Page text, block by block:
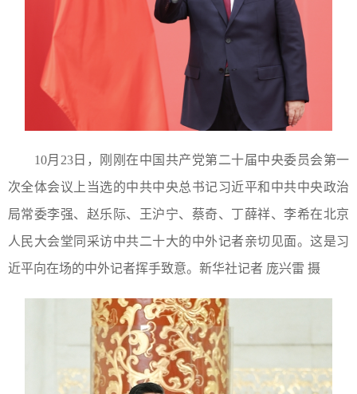
10月23日，刚刚在中国共产党第二十届中央委员会第一
次全体会议上当选的中共中央总书记习近平和中共中央政治
局常委李强、赵乐际、王沪宁、蔡奇、丁薛祥、李希在北京
人民大会堂同采访中共二十大的中外记者亲切见面。这是习
近平向在场的中外记者挥手致意。新华社记者 庞兴雷 摄